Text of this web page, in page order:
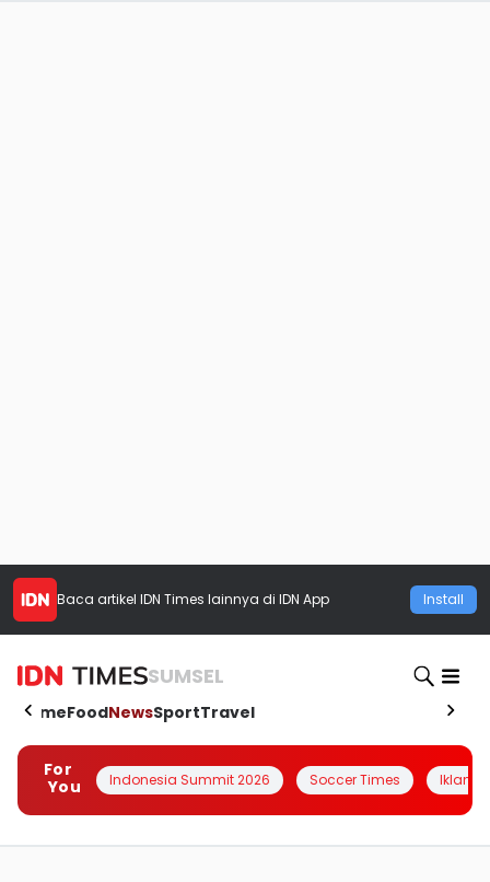
Baca artikel IDN Times lainnya di IDN App Install
SUMSEL
HomeFoodNewsSportTravel
For
You
Indonesia Summit 2026 Soccer Times Iklanin